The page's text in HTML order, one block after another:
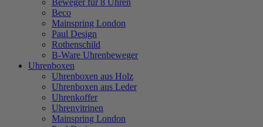
Beweger für 8 Uhren
Beco
Mainspring London
Paul Design
Rothenschild
B-Ware Uhrenbeweger
Uhrenboxen
Uhrenboxen aus Holz
Uhrenboxen aus Leder
Uhrenkoffer
Uhrenvitrinen
Mainspring London